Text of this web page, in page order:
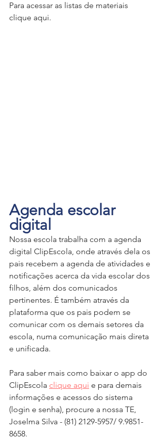
Para acessar as listas de materiais
clique aqui.
Agenda escolar
digital
Nossa escola trabalha com a agenda
digital ClipEscola, onde através dela os
pais recebem a agenda de atividades e
notificações acerca da vida escolar dos
filhos, além dos comunicados
pertinentes. É também através da
plataforma que os pais podem se
comunicar com os demais setores da
escola, numa comunicação mais direta
e unificada.
Para saber mais como baixar o app do
ClipEscola clique aqui e para demais
informações e acessos do sistema
(login e senha), procure a nossa TE,
Joselma Silva - (81) 2129-5957/ 9.9851-
8658.